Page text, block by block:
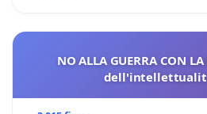
NO ALLA GUERRA CON